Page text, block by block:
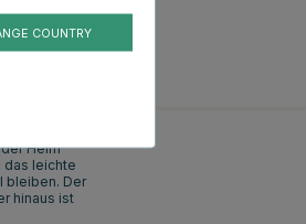
Helm
das leichte
bleiben. Der
hinaus ist
COUNTRY